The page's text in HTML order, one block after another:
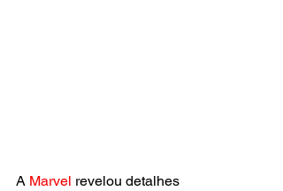
A Marvel revelou detalhes